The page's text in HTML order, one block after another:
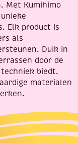
Met Kumihimo
Elk product is
als
Duik in
door de
techniek biedt.
materialen